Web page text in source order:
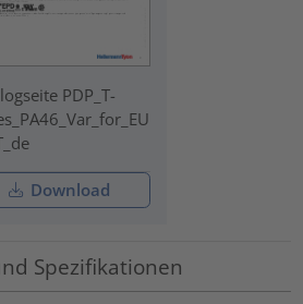
PDP_T-
Download
Spezifikationen